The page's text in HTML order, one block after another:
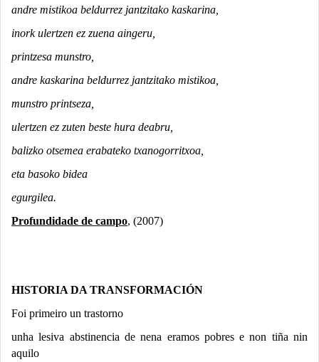
andre mistikoa beldurrez jantzitako kaskarina,
inork ulertzen ez zuena aingeru,
printzesa munstro,
andre kaskarina beldurrez jantzitako mistikoa,
munstro printseza,
ulertzen ez zuten beste hura deabru,
balizko otsemea erabateko txanogorritxoa,
eta basoko bidea
egurgilea.
Profundidade de campo, (2007)
HISTORIA DA TRANSFORMACIÓN
Foi primeiro un trastorno
unha lesiva abstinencia de nena eramos pobres e non tiña nin
aquilo